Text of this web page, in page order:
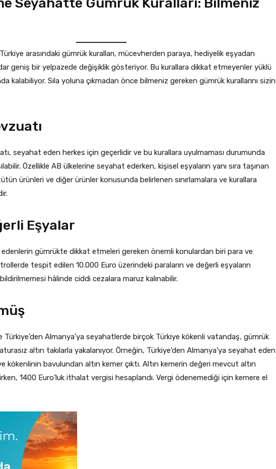
Seyahatte Gümrük Kuralları: Bilmeniz
arasındaki gümrük kuralları, mücevherden paraya, hediyelik eşyadan
geniş bir yelpazede değişiklik gösteriyor. Bu kurallara dikkat etmeyenler yüklü
kalabiliyor. Sıla yoluna çıkmadan önce bilmeniz gereken gümrük kurallarını sizin
seyahat eden herkes için geçerlidir ve bu kurallara uyulmaması durumunda
Özellikle AB ülkelerine seyahat ederken, kişisel eşyaların yanı sıra taşınan
ürünleri ve diğer ürünler konusunda belirlenen sınırlamalara ve kurallara
Eşyalar
gümrükte dikkat etmeleri gereken önemli konulardan biri para ve
tespit edilen 10.000 Euro üzerindeki paraların ve değerli eşyaların
hâlinde ciddi cezalara maruz kalınabilir.
Türkiye’den Almanya’ya seyahatlerde birçok Türkiye kökenli vatandaş, gümrük
altın takılarla yakalanıyor. Örneğin, Türkiye’den Almanya’ya seyahat eden
kökenlinin bavulundan altın kemer çıktı. Altın kemerin değeri mevcut altın
1400 Euro’luk ithalat vergisi hesaplandı. Vergi ödenemediği için kemere el